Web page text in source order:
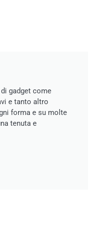
gadget come
e tanto altro
forma e su molte
tenuta e